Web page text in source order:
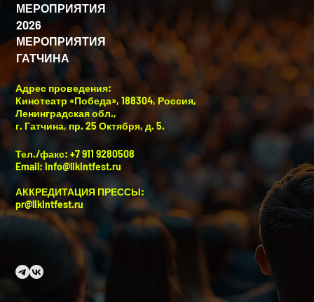
МЕРОПРИЯТИЯ
2026
МЕРОПРИЯТИЯ
ГАТЧИНА
Адрес проведения:
Кинотеатр «Победа», 188304, Россия,
Ленинградская обл.,
г. Гатчина, пр. 25 Октября, д. 5.
Тел./факс: +7 911 9280508
Email:info@likintfest.ru
АККРЕДИТАЦИЯ ПРЕССЫ:
pr@likintfest.ru